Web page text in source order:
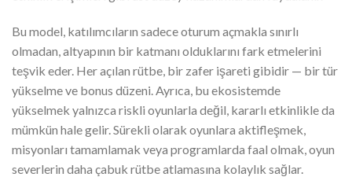
Bu model, katılımcıların sadece oturum açmakla sınırlı
olmadan, altyapının bir katmanı olduklarını fark etmelerini
teşvik eder. Her açılan rütbe, bir zafer işareti gibidir — bir tür
yükselme ve bonus düzeni. Ayrıca, bu ekosistemde
yükselmek yalnızca riskli oyunlarla değil, kararlı etkinlikle da
mümkün hale gelir. Sürekli olarak oyunlara aktifleşmek,
misyonları tamamlamak veya programlarda faal olmak, oyun
severlerin daha çabuk rütbe atlamasına kolaylık sağlar.